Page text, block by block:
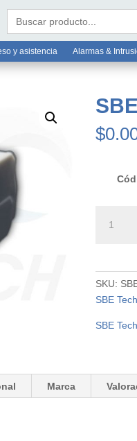
33 3826 7812
Buscar:
y asistencia Alarmas &
$
JACKC6S-
SKU:
SBE Tech
SBE Tech
Marca